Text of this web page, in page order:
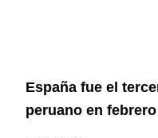
España fue el
peruano en febrero